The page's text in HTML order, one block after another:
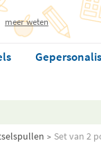
meer weten
Set van 2